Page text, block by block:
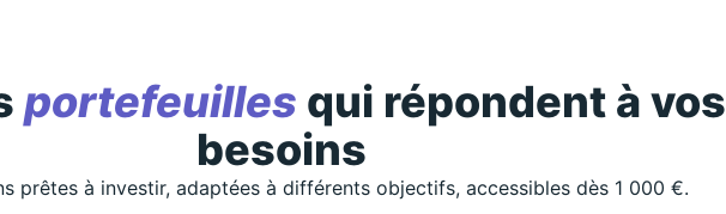
portefeuilles qui répondent à vos
besoins
prêtes à investir, adaptées à différents objectifs, accessibles dès 1 000 €.